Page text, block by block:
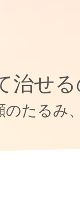
治せる
たるみ